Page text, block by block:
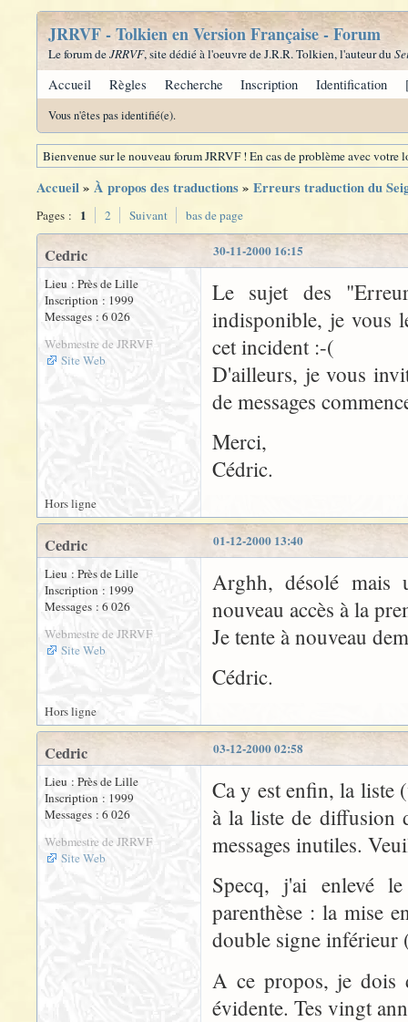
JRRVF - Tolkien en Version Française - Forum
Le forum deJRRVF, site dédié à l'oeuvre de J.R.R. Tolkien, l'auteur du
Accueil Règles Recherche Inscription Identification
Vous n'êtes pas identifié(e).
Bienvenue sur le nouveau forum JRRVF ! En cas de problème avec
Accueil» À propos des traductions» Erreurs traduction du
Pages : 1 2 Suivant bas de page
30-11-2000 16:15
Cedric
Lieu : Près de Lille
Inscription : 1999
Messages : 6 026
Webmestre de JRRVF
Site Web
Le sujet des
indisponible, je vous
cet incident :-(
D'ailleurs, je vous
de messages
Merci,
Cédric.
Hors ligne
01-12-2000 13:40
Cedric
Lieu : Près de Lille
Inscription : 1999
Messages : 6 026
Webmestre de JRRVF
Site Web
Arghh, désolé mais
nouveau accès à la
Je tente à nouveau
Cédric.
Hors ligne
03-12-2000 02:58
Cedric
Lieu : Près de Lille
Inscription : 1999
Messages : 6 026
Webmestre de JRRVF
Site Web
Ca y est enfin, la liste
à la liste de diffusion
messages inutiles.
Specq, j'ai enlevé
parenthèse : la mise
double signe
A ce propos, je
évidente. Tes vingt